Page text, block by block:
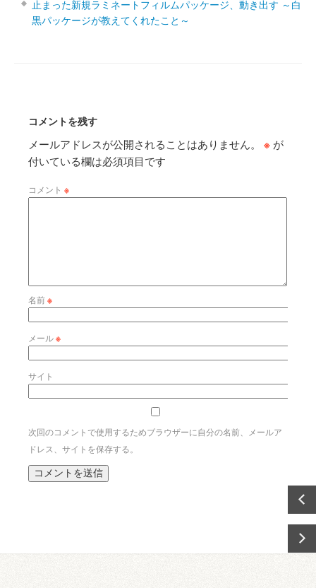
止まった新規ラミネートフィルムパッケージ、動き出す ～白
黒パッケージが教えてくれたこと～
コメントを残す
メールアドレスが公開されることはありません。 ※ が
付いている欄は必須項目です
コメント ※
名前※
メール※
サイト
次回のコメントで使用するためブラウザーに自分の名前、メールア
ドレス、サイトを保存する。